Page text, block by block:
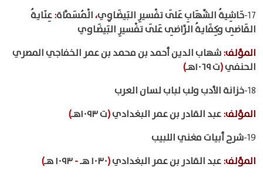
17- حَاشِيةُ الشِّهَابِ عَلَى تفْسيرِ البَيضَاوِي،الْمُسَمَّاة:عِنَايةُ
القَاضِى وكِفَايةُ الرَّاضِى عَلَى تفْسيرِ البَيضَاوي
المؤلف:شهاب الدين أحمد بن محمد بن عمر الخفاجي المصري
الحنفي(ت ١٠٦٩هـ
)
18- خزانة الأدب ولب لباب لسان العرب
المؤلف:عبد القادر بن عمر البغدادي(ت ١٠٩٣هـ
)
19- شرح أبيات مغني اللبيب
المؤلف:عبد القادر بن عمر البغدادي(١٠٣٠ هـ -
)